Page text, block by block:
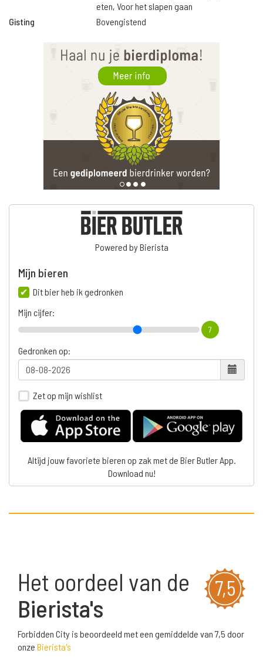
eten, Voor het slapen gaan
Gisting
Bovengistend
Powered by Bierista
Mijn bieren
Dit bier heb ik gedronken
Mijn cijfer:
7
Gedronken op:
Zet op mijn wishlist
Altijd jouw favoriete bieren op zak met de Bier Butler App.
Download nu!
7,5
Het oordeel van de
Bierista's
Forbidden City is beoordeeld met een gemiddelde van 7,5 door
onze Bierista's